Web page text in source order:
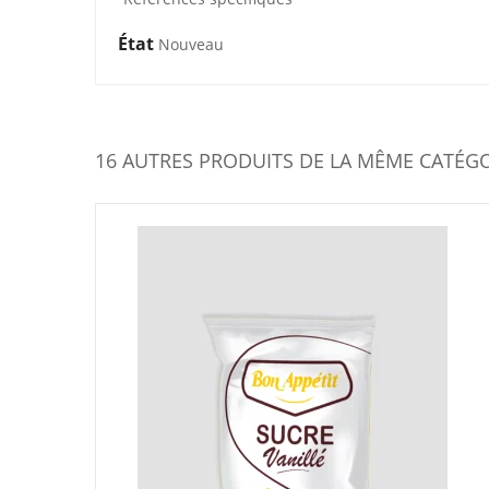
État Nouveau
16 AUTRES PRODUITS DE LA MÊME